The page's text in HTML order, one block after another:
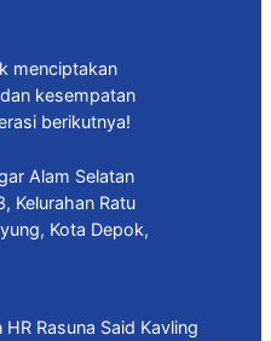
menciptakan
kesempatan
berikutnya!
Alam Selatan
Kelurahan Ratu
Kota Depok,
HR Rasuna Said Kavling